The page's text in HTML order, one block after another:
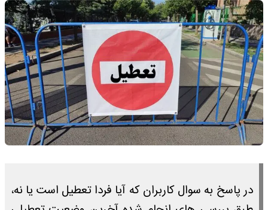
در پاسخ به سوال کاربران که آیا فردا تعطیل است یا نه،